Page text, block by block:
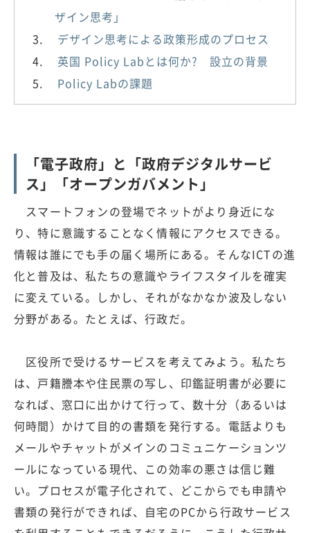
ザイン思考」
デザイン思考による政策形成のプロセス
英国 Policy Labとは何か? 設立の背景
Policy Labの課題
「電子政府」と「政府デジタルサービ
ス」「オープンガバメント」
スマートフォンの登場でネットがより身近にな
り、特に意識することなく情報にアクセスできる。
情報は誰にでも手の届く場所にある。そんなICTの進
化と普及は、私たちの意識やライフスタイルを確実
に変えている。しかし、それがなかなか波及しない
分野がある。たとえば、行政だ。
区役所で受けるサービスを考えてみよう。私たち
は、戸籍謄本や住民票の写し、印鑑証明書が必要に
なれば、窓口に出かけて行って、数十分（あるいは
何時間）かけて目的の書類を発行する。電話よりも
メールやチャットがメインのコミュニケーションツ
ールになっている現代、この効率の悪さは信じ難
い。プロセスが電子化されて、どこからでも申請や
書類の発行ができれば、自宅のPCから行政サービス